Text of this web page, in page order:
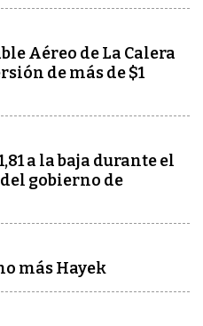
Aéreo de La Calera
de más de $1
a la baja durante el
gobierno de
más Hayek